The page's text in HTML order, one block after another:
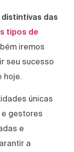
das
tipos de
iremos
seu sucesso
hoje.
únicas
gestores
e
a